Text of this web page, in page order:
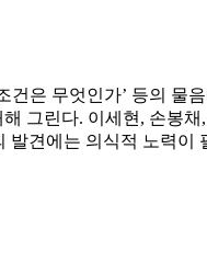
건은 무엇인가’ 등의 물
그린다. 이세현, 손봉채
발견에는 의식적 노력이